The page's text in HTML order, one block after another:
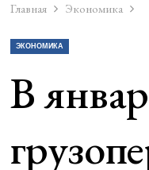
Главная Экономика
ЭКОНОМИКА
В